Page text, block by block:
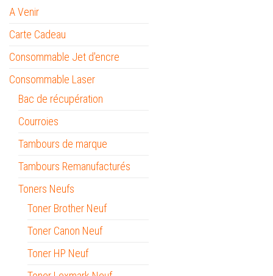
A Venir
Carte Cadeau
Consommable Jet d'encre
Consommable Laser
Bac de récupération
Courroies
Tambours de marque
Tambours Remanufacturés
Toners Neufs
Toner Brother Neuf
Toner Canon Neuf
Toner HP Neuf